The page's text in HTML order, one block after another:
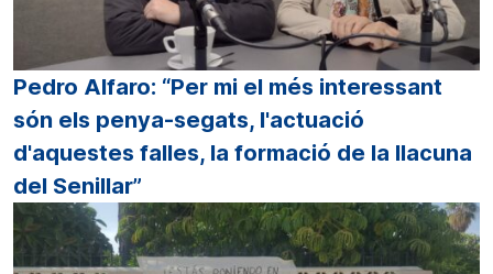
Pedro Alfaro: “Per mi el més interessant
són els penya-segats, l'actuació
d'aquestes falles, la formació de la llacuna
del Senillar”